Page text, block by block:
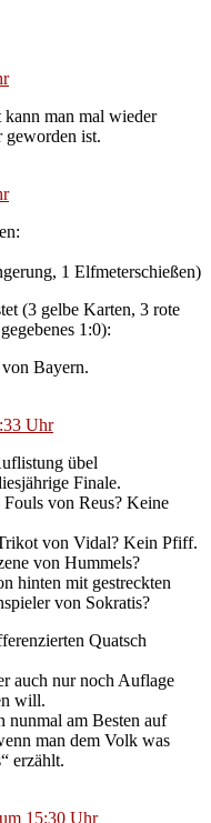
man mal wieder
geworden ist.
1 Elfmeterschießen)
(3 gelbe Karten, 3 rote
1:0):
Bayern.
Uhr
übel
Finale.
von Reus? Keine
von Vidal? Kein Pfiff.
von Hummels?
hinten mit gestreckten
von Sokratis?
Quatsch
auch nur noch Auflage
will.
nunmal am Besten auf
man dem Volk was
erzählt.
15:30 Uhr